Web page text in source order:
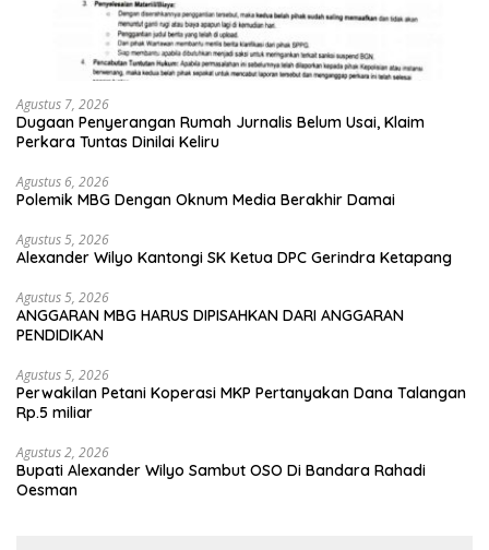
Agustus 7, 2026
Dugaan Penyerangan Rumah Jurnalis Belum Usai, Klaim
Perkara Tuntas Dinilai Keliru
Agustus 6, 2026
Polemik MBG Dengan Oknum Media Berakhir Damai
Agustus 5, 2026
Alexander Wilyo Kantongi SK Ketua DPC Gerindra Ketapang
Agustus 5, 2026
ANGGARAN MBG HARUS DIPISAHKAN DARI ANGGARAN
PENDIDIKAN
Agustus 5, 2026
Perwakilan Petani Koperasi MKP Pertanyakan Dana Talangan
Rp.5 miliar
Agustus 2, 2026
Bupati Alexander Wilyo Sambut OSO Di Bandara Rahadi
Oesman